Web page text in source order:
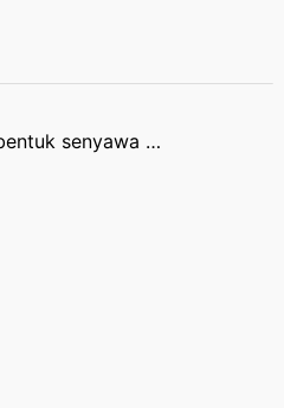
senyawa …